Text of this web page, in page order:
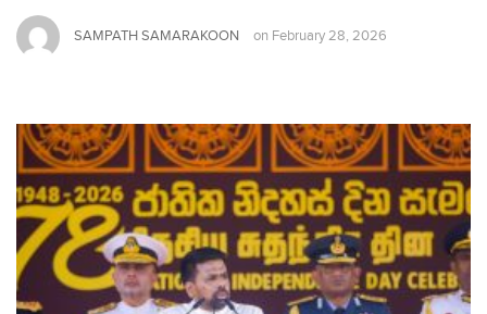
SAMPATH SAMARAKOON on February 28, 2026